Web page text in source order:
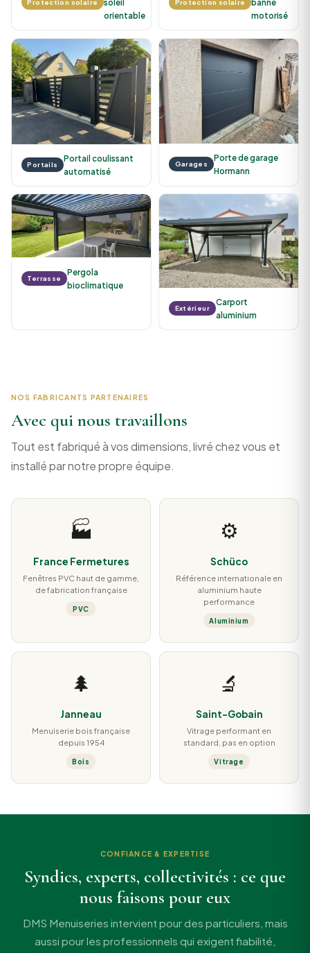
Protection solaire
soleil
orientable
Protection solaire
banne
motorisé
Portails
Portail coulissant
automatisé
Garages
Porte de garage
Hormann
Terrasse
Pergola
bioclimatique
Extérieur
Carport
aluminium
NOS FABRICANTS PARTENAIRES
Avec qui nous travaillons
Tout est fabriqué à vos dimensions, livré chez vous et
installé par notre propre équipe.
🏭
France Fermetures
Fenêtres PVC haut de gamme,
de fabrication française
PVC
⚙️
Schüco
Référence internationale en
aluminium haute
performance
Aluminium
🌲
Janneau
Menuiserie bois française
depuis 1954
Bois
🔬
Saint-Gobain
Vitrage performant en
standard, pas en option
Vitrage
CONFIANCE & EXPERTISE
Syndics, experts, collectivités : ce que
nous faisons pour eux
DMS Menuiseries intervient pour des particuliers, mais
aussi pour les professionnels qui exigent fiabilité,